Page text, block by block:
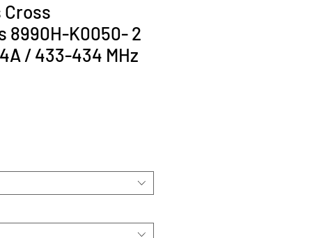
Cross
8990H-K0050- 2
/ 433-434 MHz